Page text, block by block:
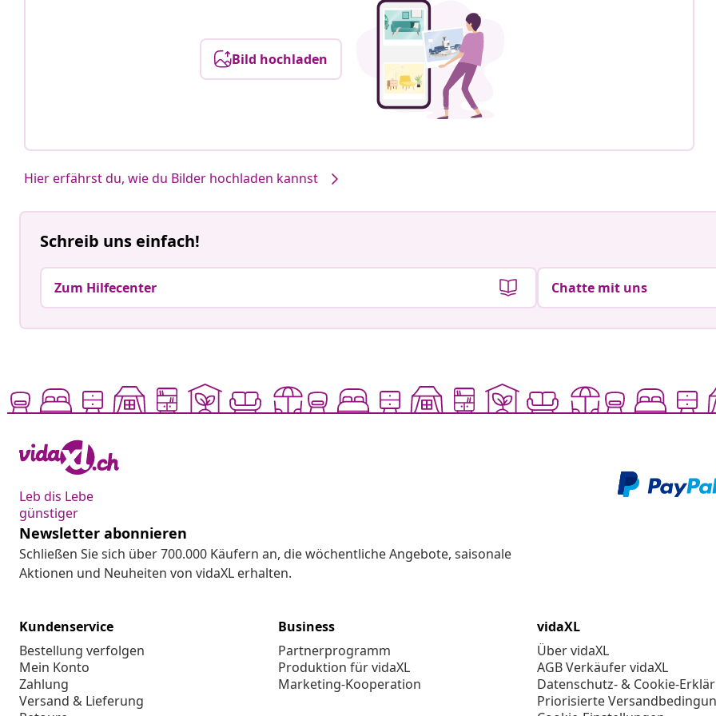
Bild hochladen
Hier erfährst du, wie du Bilder hochladen kannst
Schreib uns einfach!
Zum Hilfecenter Chatte mit uns
Leb dis Lebe
günstiger
Newsletter abonnieren
Schließen Sie sich über 700.000 Käufern an, die wöchentliche Angebote, saisonale
Aktionen und Neuheiten von vidaXL erhalten.
Kundenservice
Bestellung verfolgen
Mein Konto
Zahlung
Versand & Lieferung
Business
Partnerprogramm
Produktion für vidaXL
Marketing-Kooperation
vidaXL
Über vidaXL
AGB Verkäufer vidaXL
Datenschutz- & Cookie-
Priorisierte